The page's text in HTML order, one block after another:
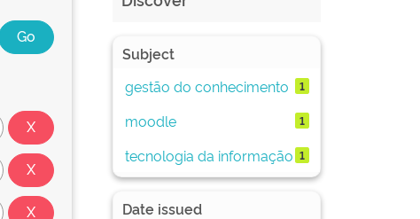
Subject
gestão do conhecimento
1
moodle 1
tecnologia da informação 1
Date issued